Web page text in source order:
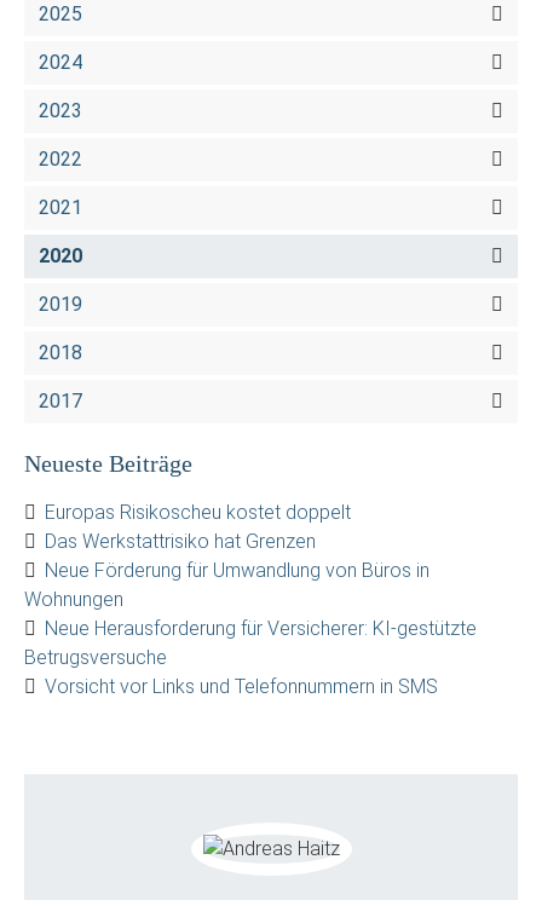
2025
2024
2023
2022
2021
2020
2019
2018
2017
Neueste Beiträge
Europas Risikoscheu kostet doppelt
Das Werkstattrisiko hat Grenzen
Neue Förderung für Umwandlung von Büros in
Wohnungen
Neue Herausforderung für Versicherer: KI-gestützte
Betrugsversuche
Vorsicht vor Links und Telefonnummern in SMS